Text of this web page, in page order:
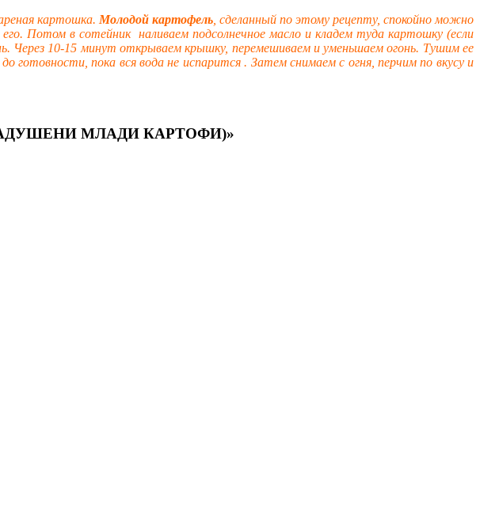
картошка. Молодой картофель , сделанный по этому рецепту, спокойно можно
Потом в сотейник наливаем подсолнечное масло и кладем туда картошку (если
Через 10-15 минут открываем крышку, перемешиваем и уменьшаем огонь. Тушим ее
готовности, пока вся вода не испарится . Затем снимаем с огня, перчим по вкусу и
МЛАДИ КАРТОФИ)»